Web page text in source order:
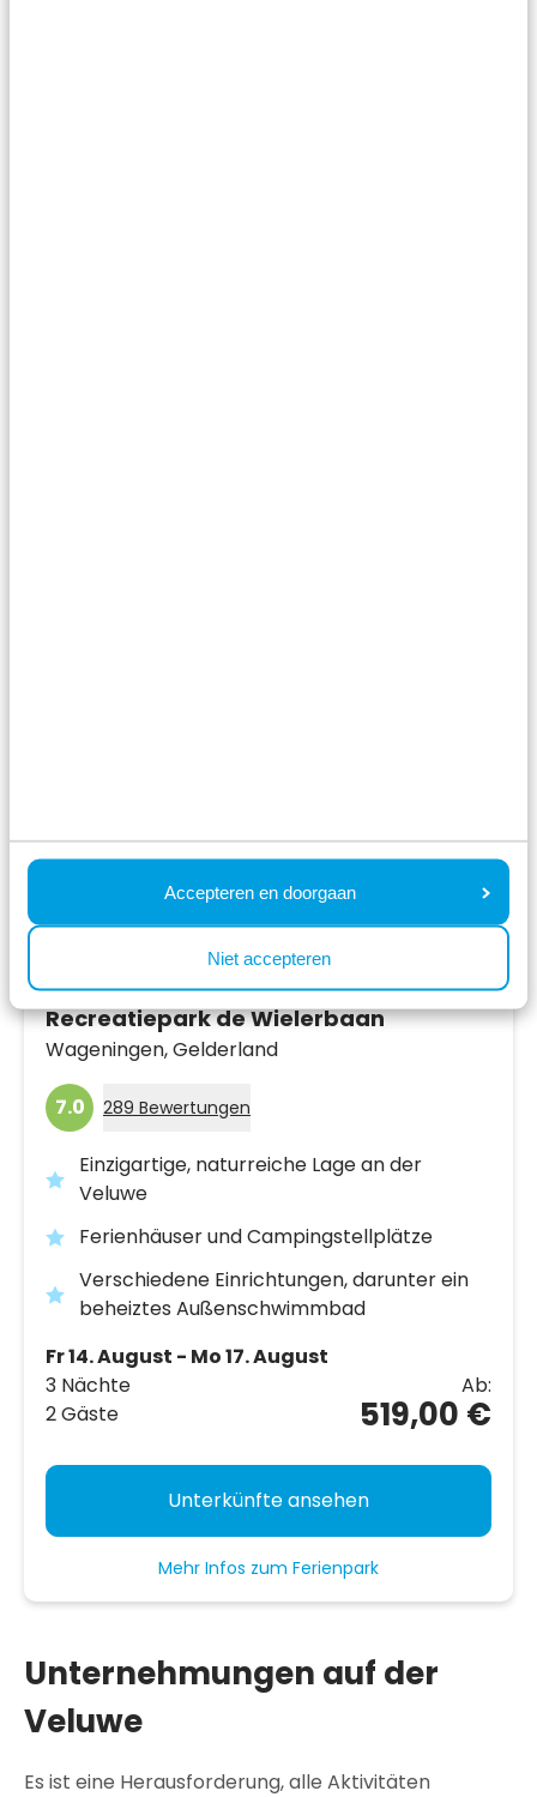
Accepteren en doorgaan
Niet accepteren
Recreatiepark de Wielerbaan
Wageningen,Gelderland
7.0 289 Bewertungen
Einzigartige, naturreiche Lage an der
Veluwe
Ferienhäuser und Campingstellplätze
Verschiedene Einrichtungen, darunter ein
beheiztes Außenschwimmbad
Fr 14. August - Mo 17. August
3 Nächte
2 Gäste
Ab:
519,00 €
Unterkünfte ansehen
Mehr Infos zum Ferienpark
Unternehmungen auf der
Veluwe
Es ist eine Herausforderung, alle Aktivitäten